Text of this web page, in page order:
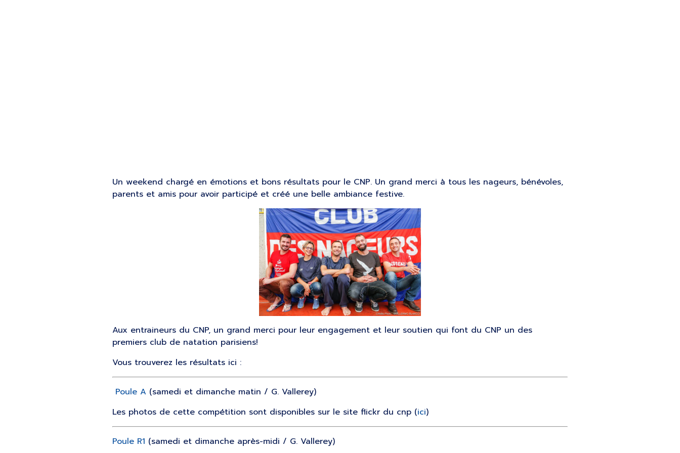
Un weekend chargé en émotions et bons résultats pour le CNP. Un grand merci à tous les nageurs, bénévoles,
parents et amis pour avoir participé et créé une belle ambiance festive.
Aux entraineurs du CNP, un grand merci pour leur engagement et leur soutien qui font du CNP un des
premiers club de natation parisiens!
Vous trouverez les résultats ici :
Poule A (samedi et dimanche matin / G. Vallerey)
Les photos de cette compétition sont disponibles sur le site flickr du cnp (ici)
Poule R1 (samedi et dimanche après-midi / G. Vallerey)